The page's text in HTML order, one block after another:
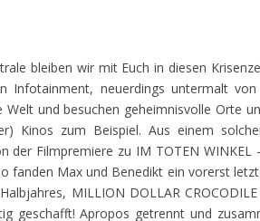
bleiben wir mit Euch in diesen
Infotainment, neuerdings untermalt von
und besuchen geheimnisvolle Orte
Kinos zum Beispiel. Aus einem
der Filmpremiere zu IM TOTEN WINKEL
fanden Max und Benedikt ein vorerst
MILLION DOLLAR
geschafft! Apropos getrennt und